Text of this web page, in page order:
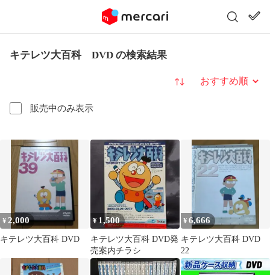
キテレツ大百科 DVD の検索結果
販売中のみ表示
並び替え
¥ 2,000
キテレツ大百科 DVD
¥ 1,500
キテレツ大百科 DVD発
売案内チラシ
¥6,666
キテレツ大百科 DVD
22